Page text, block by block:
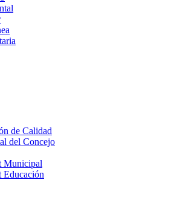
de Calidad
del Concejo
Municipal
Educación